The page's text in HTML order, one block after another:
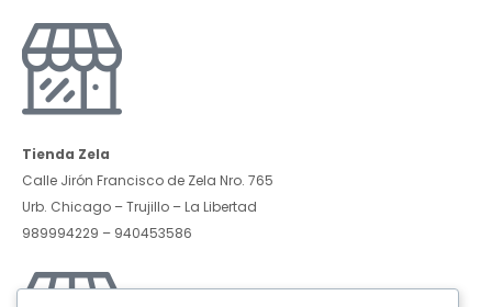
Tienda Zela
Calle Jirón Francisco de Zela Nro. 765
Urb. Chicago – Trujillo – La Libertad
989994229 – 940453586